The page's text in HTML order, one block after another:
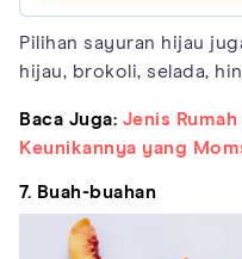
Pilihan sayuran hijau
hijau, brokoli, selada,
Baca Juga: Jenis
Keunikannya yang
7. Buah-buahan